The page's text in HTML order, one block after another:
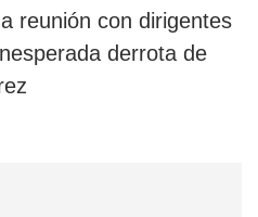
reunión con dirigentes
derrota de